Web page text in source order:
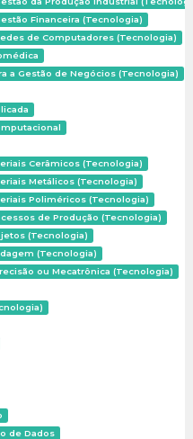
Financeira (Tecnologia)
de Computadores (Tecnologia)
a Gestão de Negócios (Tecnologia)
Cerâmicos (Tecnologia)
Metálicos (Tecnologia)
Poliméricos (Tecnologia)
de Produção (Tecnologia)
(Tecnologia)
(Tecnologia)
ou Mecatrônica (Tecnologia)
de Dados